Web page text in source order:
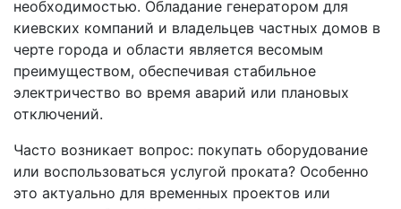
необходимостью. Обладание генератором для
киевских компаний и владельцев частных домов в
черте города и области является весомым
преимуществом, обеспечивая стабильное
электричество во время аварий или плановых
отключений.
Часто возникает вопрос: покупать оборудование
или воспользоваться услугой проката? Особенно
это актуально для временных проектов или